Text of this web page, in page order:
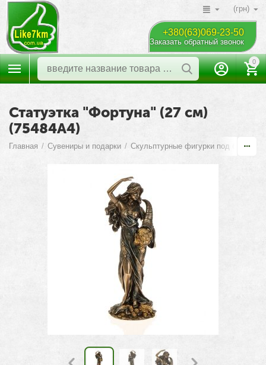
(грн)
+380(63)069-23-50
Заказать обратный звонок
0
Статуэтка "Фортуна" (27 см)
(75484A4)
Главная / Сувениры и подарки / Скульптурные фигурки под бронзу